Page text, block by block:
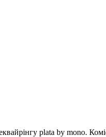
plata by mono.